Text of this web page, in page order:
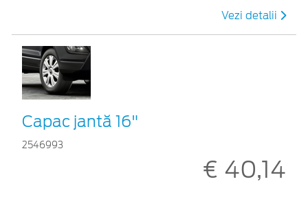
Vezi detalii
Capac jantă 16"
2546993
€ 40,14